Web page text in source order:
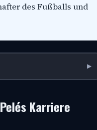
des Fußballs und
▶
Karriere